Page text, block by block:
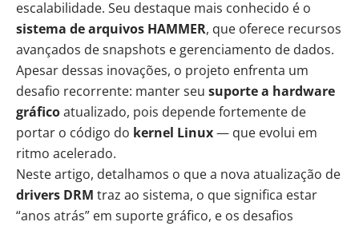
escalabilidade. Seu destaque mais conhecido é o
sistema de arquivos HAMMER, que oferece recursos
avançados de snapshots e gerenciamento de dados.
Apesar dessas inovações, o projeto enfrenta um
desafio recorrente: manter seu suporte a hardware
gráficoatualizado, pois depende fortemente de
portar o código do kernel Linux— que evolui em
ritmo acelerado.
Neste artigo, detalhamos o que a nova atualização de
drivers DRM traz ao sistema, o que significa estar
“anos atrás” em suporte gráfico, e os desafios